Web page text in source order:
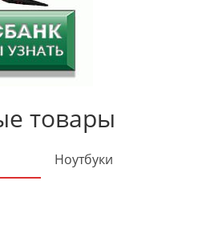
товары
Ноутбуки